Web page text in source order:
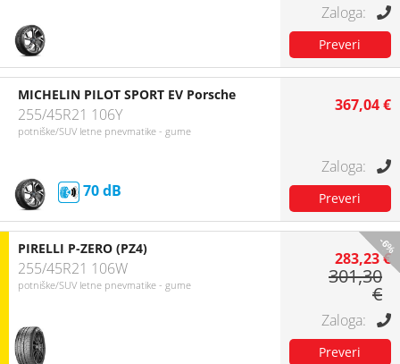
MICHELIN PILOT SPORT EV Porsche
255/45R21 106Y
potniške/SUV letne pnevmatike - gume
70
367,04 €
-6%
PIRELLI P-ZERO (PZ4)
255/45R21 106W
potniške/SUV letne pnevmatike - gume
283,23 €
301,30
€